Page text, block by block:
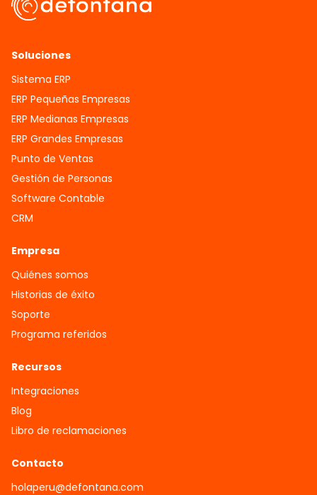
Soluciones
Sistema ERP
ERP Pequeñas Empresas
ERP Medianas Empresas
ERP Grandes Empresas
Punto de Ventas
Gestión de Personas
Software Contable
CRM
Empresa
Quiénes somos
Historias de éxito
Soporte
Programa referidos
Recursos
Integraciones
Blog
Libro de reclamaciones
Contacto
holaperu@defontana.com